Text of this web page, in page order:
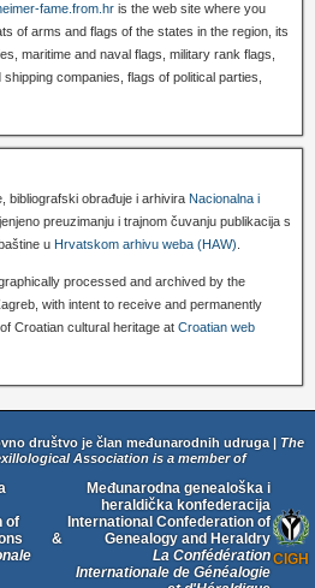
fame.from.hr is the web site where you
of arms and flags of the states in the region, its
maritime and naval flags, military rank flags,
companies, flags of political parties,
bibliografski obrađuje i arhivira Nacionalna i
preuzimanju i trajnom čuvanju publikacija s
u Hrvatskom arhivu weba (HAW).
processed and archived by the
with intent to receive and permanently
Croatian cultural heritage at Croatian web
društvo je član međunarodnih udruga |
The
Association is a member of
of
&
Međunarodna genealoška i
heraldička konfederacija
International Confederation of
Genealogy and Heraldry
La Confédération
Internationale de Généalogie
CIGH